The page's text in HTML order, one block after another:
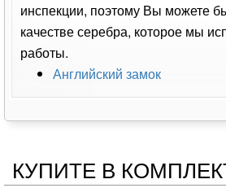
инспекции, поэтому Вы можете
качестве серебра, которое мы
работы.
Английский замок
КУПИТЕ В